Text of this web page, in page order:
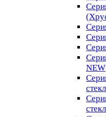
NEW